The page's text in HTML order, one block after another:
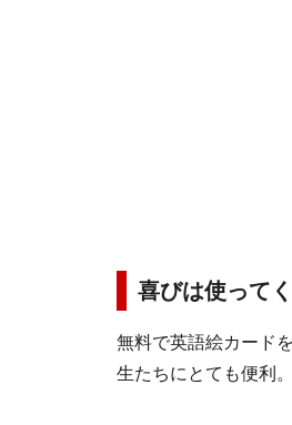
喜びは使って
無料で英語絵カード
生たちにとても便利